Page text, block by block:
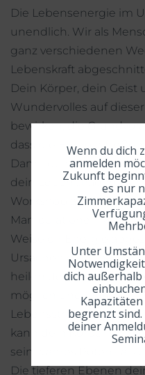
Die Lebensenergie im
unendlich. Wir als
ganz verschiedenen
Lebenskraft
Dein Körper, dein Geist
Wundervolles auf
bewirken, die
dass die Energie fließen
Damit deine
dein Leben „tragen“
Workshop ausführlich
Manipulationen, wir
Weise dir Energie
Ursachen dafür
heilen deinen Körper
möglich und
Lebensstrom und das
kann dein Körper sich
sein wahres Potenzial
Die tieferen Ebenen
Wenn du dich
anmelden
Zukunft
es nur
Unter
dich außerhalb
begrenzt
deiner